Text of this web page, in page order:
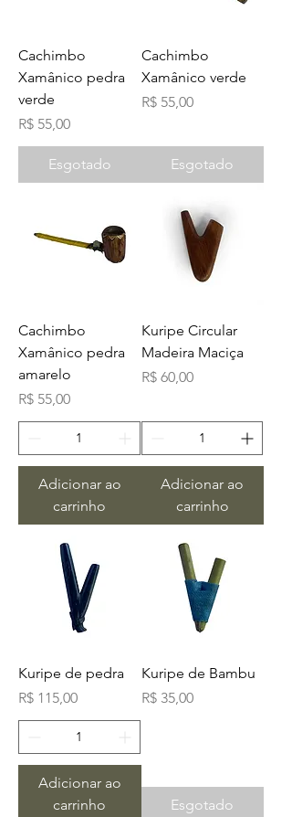
Cachimbo
Xamânico pedra
verde
Preço
R$ 55,00
Esgotado
Cachimbo
Xamânico verde
Preço
R$ 55,00
Esgotado
Cachimbo
Xamânico pedra
amarelo
Preço
R$ 55,00
Adicionar ao
carrinho
Kuripe Circular
Madeira Maciça
Preço
R$ 60,00
Adicionar ao
carrinho
Kuripe de pedra
Preço
R$ 115,00
Adicionar ao
carrinho
Kuripe de Bambu
Preço
R$ 35,00
Esgotado